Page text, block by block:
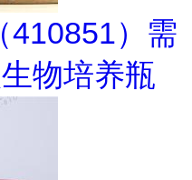
410851）需
物培养瓶